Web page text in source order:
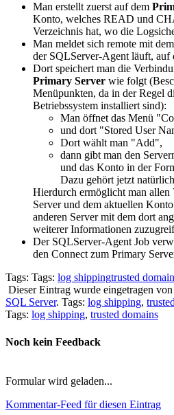
Man erstellt zuerst auf dem
Konto, welches READ und
Verzeichnis hat, wo die
Man meldet sich remote mit
der SQLServer-Agent läuft, auf
Dort speichert man die
Primary Server wie folgt
Menüpunkten, da in der Regel
Betriebssystem installiert sind):
Man öffnet das Menü
und dort "Stored User
Dort wählt man "Add",
dann gibt man den
und das Konto in der
Dazu gehört jetzt
Hierdurch ermöglicht man allen
Server und dem aktuellen
anderen Server mit dem dort
weiterer Informationen
Der SQLServer-Agent Job
den Connect zum Primary
Tags: Tags: log shippingtrusted
Dieser Eintrag wurde eingetragen von
SQL Server. Tags: log shipping,
Tags: log shipping, trusted domains
Noch kein Feedback
Formular wird geladen...
Kommentar-Feed für diesen Eintrag